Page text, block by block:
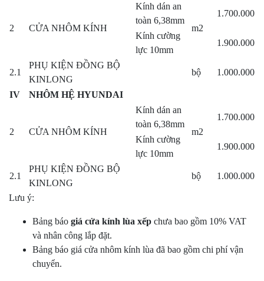
2 CỬA NHÔM KÍNH
Kính dán an
toàn 6,38mm
m2
1.700.000
Kính cường
lực 10mm
1.900.000
2.1
PHỤ KIỆN ĐỒNG BỘ
KINLONG
bộ 1.000.000
IV NHÔM HỆ HYUNDAI
2 CỬA NHÔM KÍNH
Kính dán an
toàn 6,38mm
m2
1.700.000
Kính cường
lực 10mm
1.900.000
2.1
PHỤ KIỆN ĐỒNG BỘ
KINLONG
bộ 1.000.000
Lưu ý:
Bảng báo giá cửa kính lùa xếp chưa bao gồm 10% VAT
và nhân công lắp đặt.
Bảng báo giá cửa nhôm kính lùa đã bao gồm chi phí vận
chuyển.